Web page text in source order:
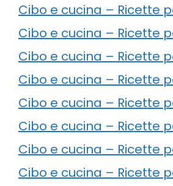
Cibo e cucina – Ricette
Cibo e cucina – Ricette
Cibo e cucina – Ricette
Cibo e cucina – Ricette
Cibo e cucina – Ricette
Cibo e cucina – Ricette
Cibo e cucina – Ricette
Cibo e cucina – Ricette